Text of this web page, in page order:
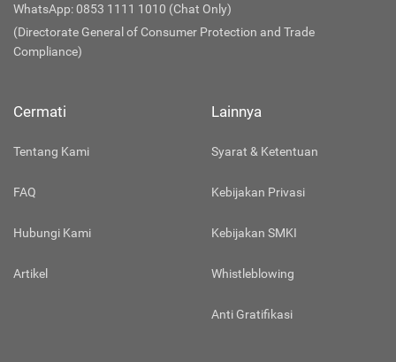
WhatsApp: 0853 1111 1010 (Chat Only)
(Directorate General of Consumer Protection and Trade
Compliance)
Cermati
Tentang Kami
FAQ
Hubungi Kami
Artikel
Lainnya
Syarat & Ketentuan
Kebijakan Privasi
Kebijakan SMKI
Whistleblowing
Anti Gratifikasi